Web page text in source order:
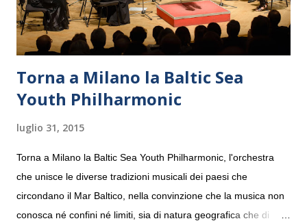
Torna a Milano la Baltic Sea
Youth Philharmonic
luglio 31, 2015
Torna a Milano la Baltic Sea Youth Philharmonic, l'orchestra
che unisce le diverse tradizioni musicali dei paesi che
circondano il Mar Baltico, nella convinzione che la musica non
conosca né confini né limiti, sia di natura geografica che di